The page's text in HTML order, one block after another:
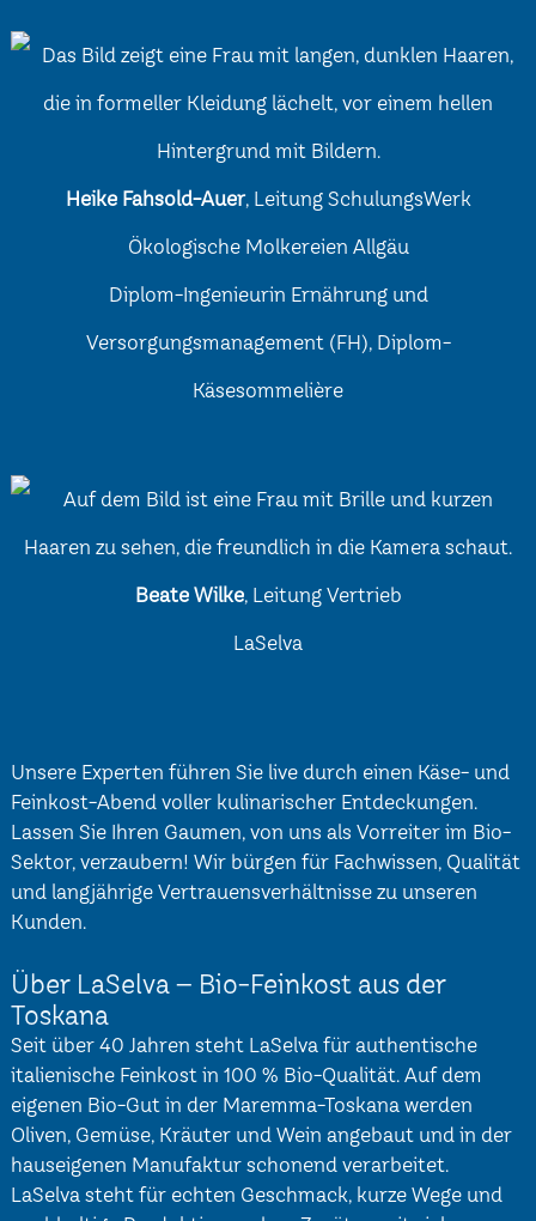
Heike Fahsold-Auer, Leitung SchulungsWerk
Ökologische Molkereien Allgäu
Diplom-Ingenieurin Ernährung und
Versorgungsmanagement (FH), Diplom-
Käsesommelière
Beate Wilke, Leitung Vertrieb
LaSelva
Unsere Experten führen Sie live durch einen Käse- und
Feinkost-Abend voller kulinarischer Entdeckungen.
Lassen Sie Ihren Gaumen, von uns als Vorreiter im Bio-
Sektor, verzaubern! Wir bürgen für Fachwissen, Qualität
und langjährige Vertrauensverhältnisse zu unseren
Kunden.
Über LaSelva – Bio-Feinkost aus der
Toskana
Seit über 40 Jahren steht LaSelva für authentische
italienische Feinkost in 100 % Bio-Qualität. Auf dem
eigenen Bio-Gut in der Maremma-Toskana werden
Oliven, Gemüse, Kräuter und Wein angebaut und in der
hauseigenen Manufaktur schonend verarbeitet.
LaSelva steht für echten Geschmack, kurze Wege und